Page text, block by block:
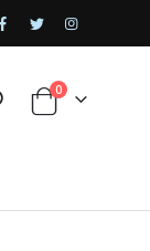
Cart
0tuotetta